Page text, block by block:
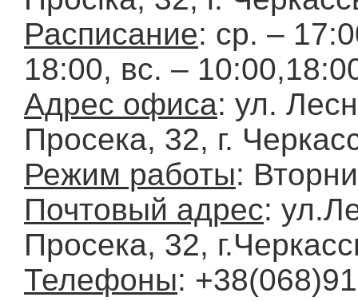
Расписание: ср. –
18:00, вс. –
Адрес офиса: ул.
Просека, 32, г.
Режим работы:
Почтовый адрес:
Просека, 32,
Телефоны: